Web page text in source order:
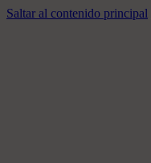
Saltar al contenido principal